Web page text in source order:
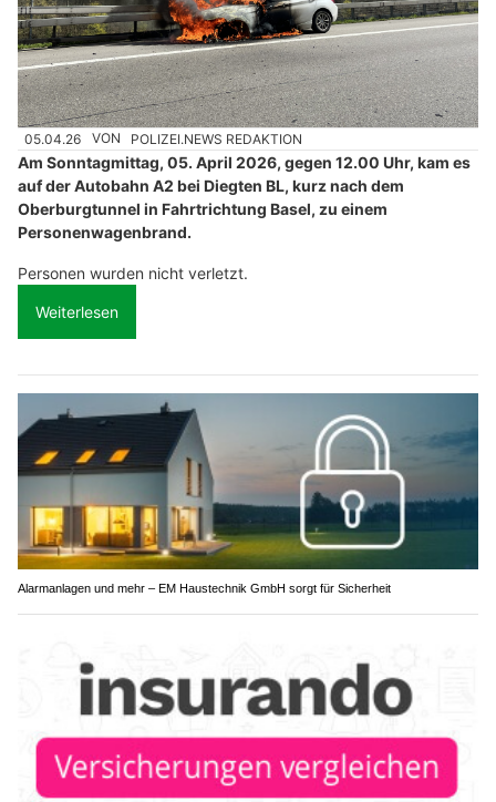
05.04.26 VON POLIZEI.NEWS REDAKTION
Am Sonntagmittag, 05. April 2026, gegen 12.00 Uhr, kam es
auf der Autobahn A2 bei Diegten BL, kurz nach dem
Oberburgtunnel in Fahrtrichtung Basel, zu einem
Personenwagenbrand.
Personen wurden nicht verletzt.
Weiterlesen
Alarmanlagen und mehr – EM Haustechnik GmbH sorgt für Sicherheit